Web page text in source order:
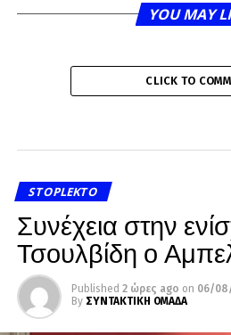
YOU MAY
CLICK TO
STOPLEKTO
Συνέχεια στην
Τσουλβίδη ο
Published 2 ώρες ago on 06/
By ΣΥΝΤΑΚΤΙΚΗ ΟΜΑΔΑ